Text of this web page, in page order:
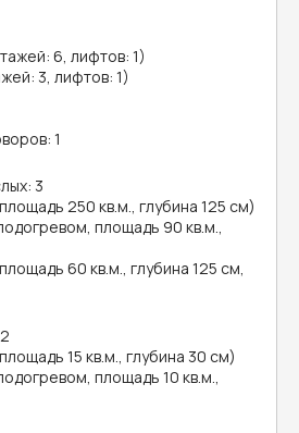
6, лифтов: 1)
3, лифтов: 1)
1
3
250 кв.м., глубина 125 см)
площадь 90 кв.м.,
60 кв.м., глубина 125 см,
15 кв.м., глубина 30 см)
площадь 10 кв.м.,